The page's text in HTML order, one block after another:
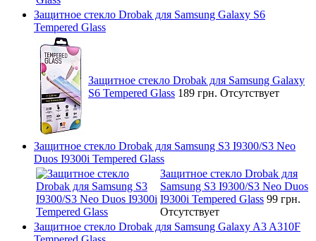
Защитное стекло Drobak для Samsung Galaxy S6
Tempered Glass
Защитное стекло Drobak для Samsung Galaxy
S6 Tempered Glass 189 грн. Отсутствует
Защитное стекло Drobak для Samsung S3 I9300/S3 Neo
Duos I9300i Tempered Glass
Защитное стекло Drobak для
Samsung S3 I9300/S3 Neo Duos
I9300i Tempered Glass 99 грн.
Отсутствует
Защитное стекло Drobak для Samsung Galaxy A3 A310F